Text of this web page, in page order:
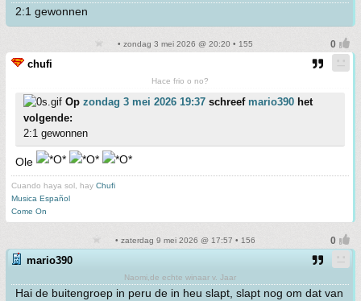
2:1 gewonnen
• zondag 3 mei 2026 @ 20:20 • 155
chufi
Hace frio o no?
Op zondag 3 mei 2026 19:37 schreef mario390 het
volgende:
2:1 gewonnen
Ole
Cuando haya sol, hay Chufi
Musica Español
Come On
• zaterdag 9 mei 2026 @ 17:57 • 156
mario390
Naomi,de echte winaar v. Jaar
Hai de buitengroep in peru de in heu slapt, slapt nog om dat van